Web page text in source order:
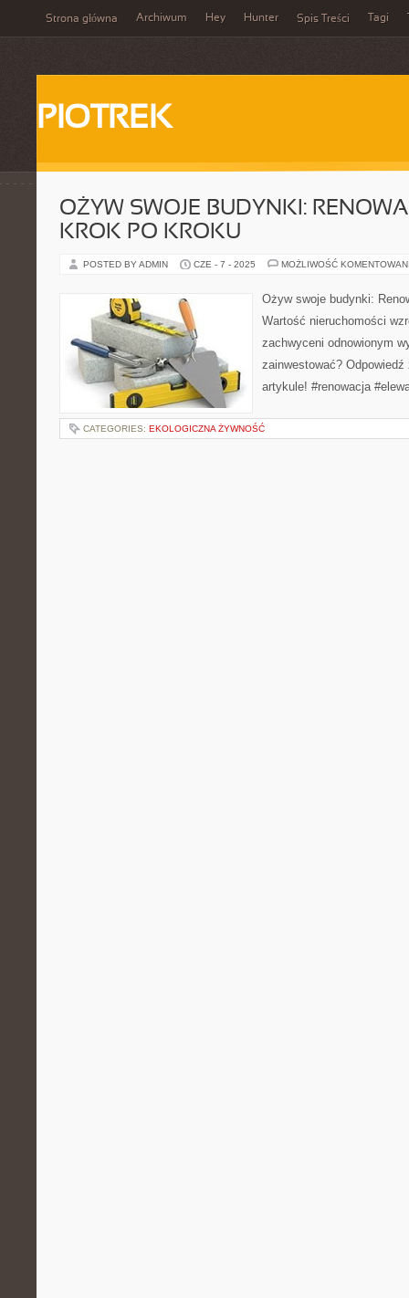
Strona główna Archiwum Hey Hunter Spis Treści Tagi
PIOTREK
OŻYW SWOJE BUDYNKI:
KROK PO KROKU
POSTED BY ADMIN CZE - 7 - 2025 MOŻLIWOŚĆ
Ożyw swoje budynki:
Wartość nieruchomości
zachwyceni odnowionym
zainwestować?
artykule! #renowacja
CATEGORIES: EKOLOGICZNA ŻYWNOŚĆ